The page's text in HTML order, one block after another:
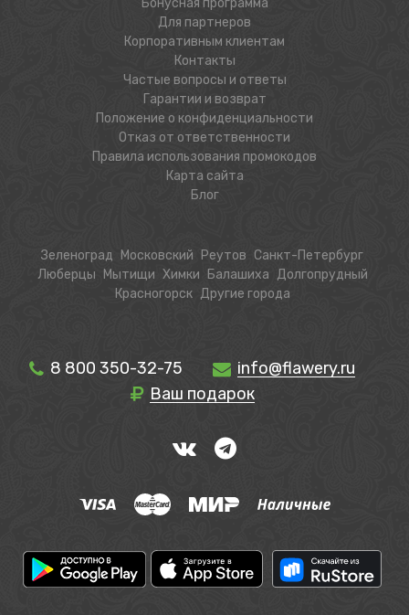
Бонусная программа
Для партнеров
Корпоративным клиентам
Контакты
Частые вопросы и ответы
Гарантии и возврат
Положение о конфиденциальности
Отказ от ответственности
Правила использования промокодов
Карта сайта
Блог
Зеленоград Московский Реутов Санкт-Петербург
Люберцы
Мытищи Химки Балашиха Долгопрудный
Красногорск Другие города
8 800 350-32-75
info@flawery.ru
Ваш подарок